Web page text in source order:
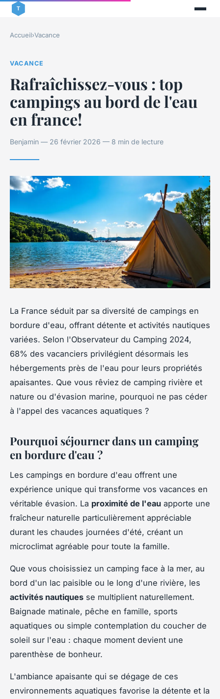
Accueil›Vacance
VACANCE
Rafraîchissez-vous : top
campings au bord de l'eau
en france!
Benjamin — 26 février 2026 — 8 min de lecture
La France séduit par sa diversité de campings en
bordure d'eau, offrant détente et activités nautiques
variées. Selon l'Observateur du Camping 2024,
68% des vacanciers privilégient désormais les
hébergements près de l'eau pour leurs propriétés
apaisantes. Que vous rêviez de camping rivière et
nature ou d'évasion marine, pourquoi ne pas céder
à l'appel des vacances aquatiques ?
Pourquoi séjourner dans un camping
en bordure d'eau ?
Les campings en bordure d'eau offrent une
expérience unique qui transforme vos vacances en
véritable évasion. La proximité de l'eau apporte une
fraîcheur naturelle particulièrement appréciable
durant les chaudes journées d'été, créant un
microclimat agréable pour toute la famille.
Que vous choisissiez un camping face à la mer, au
bord d'un lac paisible ou le long d'une rivière, les
activités nautiques se multiplient naturellement.
Baignade matinale, pêche en famille, sports
aquatiques ou simple contemplation du coucher de
soleil sur l'eau : chaque moment devient une
parenthèse de bonheur.
L'ambiance apaisante qui se dégage de ces
environnements aquatiques favorise la détente et la